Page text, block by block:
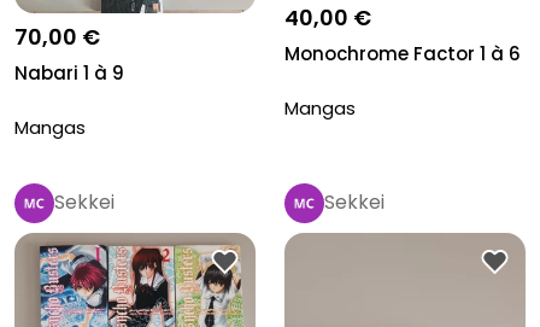
70,00 €
Nabari 1 à 9
Mangas
40,00 €
Monochrome Factor 1 à 6
Mangas
Sekkei Sekkei